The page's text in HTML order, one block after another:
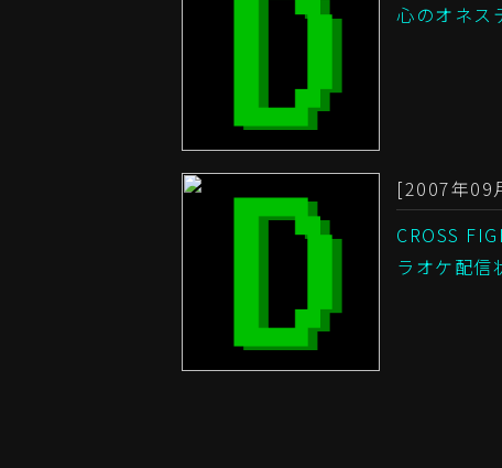
心のオネス
[2007年09
CROSS
ラオケ配信